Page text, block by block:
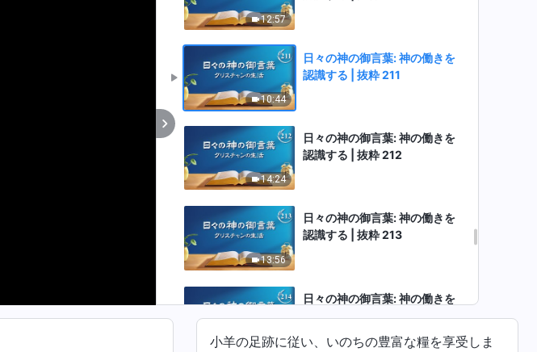
12:57
10:44
日々の神の御言葉: 神の働きを
認識する | 抜粋 211
14:24
日々の神の御言葉: 神の働きを
認識する | 抜粋 212
13:56
日々の神の御言葉: 神の働きを
認識する | 抜粋 213
7:09
日々の神の御言葉: 神の働きを
認識する | 抜粋 214
小羊の足跡に従い、いのちの豊富な糧を享受しま